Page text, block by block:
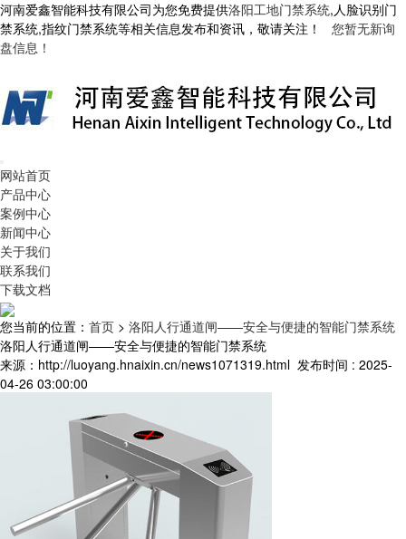
河南爱鑫智能科技有限公司为您免费提供洛阳工地门禁系统,人脸识别门
禁系统,指纹门禁系统等相关信息发布和资讯，敬请关注！ 您暂无新询
盘信息！
网站首页
产品中心
案例中心
新闻中心
关于我们
联系我们
下载文档
您当前的位置： 首页 > 洛阳人行通道闸——安全与便捷的智能门禁系统
洛阳人行通道闸——安全与便捷的智能门禁系统
来源：http://luoyang.hnaixin.cn/news1071319.html 发布时间 : 2025-
04-26 03:00:00